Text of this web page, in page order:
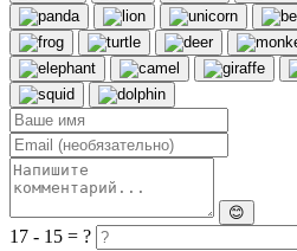
😊
17 - 15 = ?